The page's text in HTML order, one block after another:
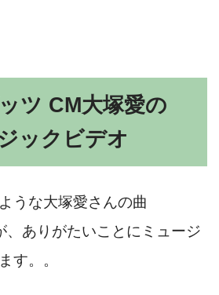
ツ CM大塚愛の
ックビデオ
うな大塚愛さんの曲
、ありがたいことにミュージ
す。。